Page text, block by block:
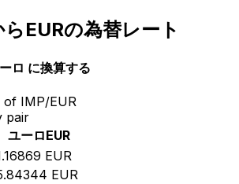
EURの為替レート
ロ に換算する
of IMP/EUR
pair
ユーロEUR
EUR
EUR